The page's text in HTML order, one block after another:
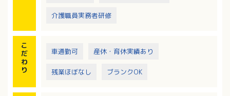
介護職員実務者研修
こ
だ
わ
り
車通勤可 産休・育休実績あり
残業ほぼなし ブランクOK